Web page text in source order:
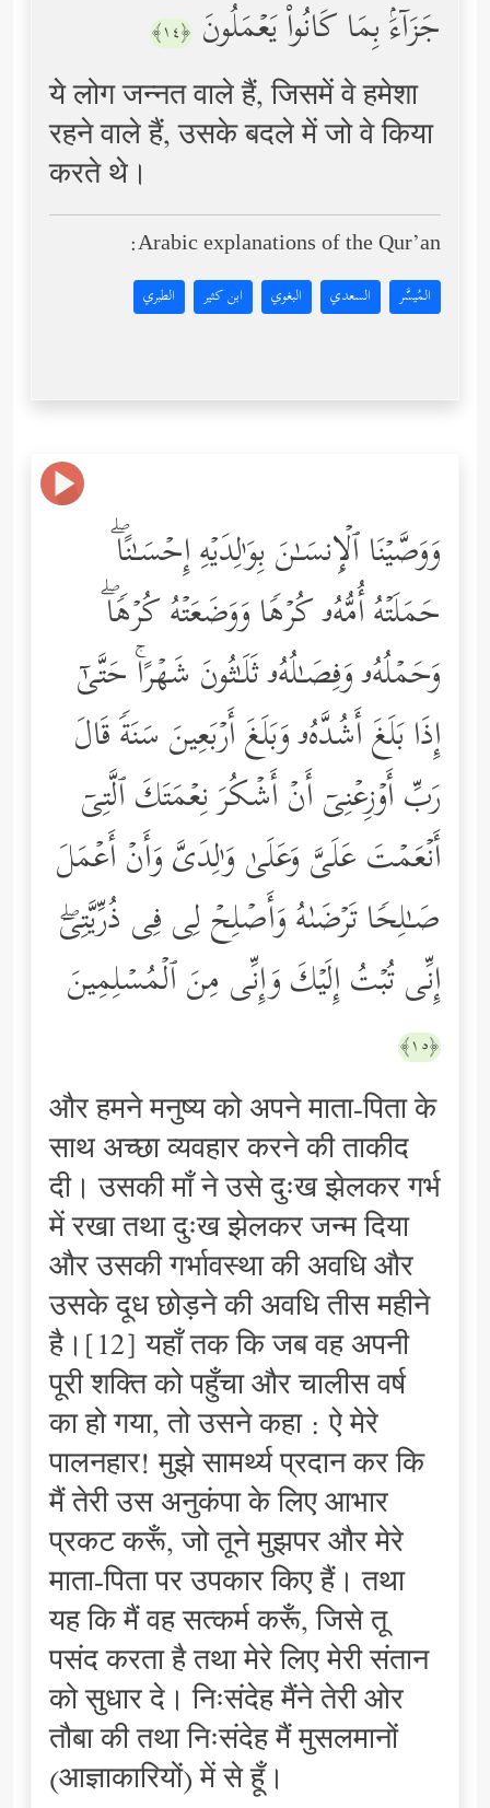
جَزَاۤءَۢ بِمَا كَانُواْ یَعۡمَلُونَ ﴿١٤﴾
ये लोग जन्नत वाले हैं, जिसमें वे हमेशा
रहने वाले हैं, उसके बदले में जो वे किया
करते थे।
Arabic explanations of the Qur’an:
المُيسَّر السعدي البغوي ابن كثير الطبري
وَوَصَّیۡنَا ٱلۡإِنسَـٰنَ بِوَ ٰ⁠لِدَیۡهِ إِحۡسَـٰنًاۖ
حَمَلَتۡهُ أُمُّهُۥ كُرۡهࣰا وَوَضَعَتۡهُ كُرۡهࣰاۖ
وَحَمۡلُهُۥ وَفِصَـٰلُهُۥ ثَلَـٰثُونَ شَهۡرًاۚ حَتَّىٰۤ
إِذَا بَلَغَ أَشُدَّهُۥ وَبَلَغَ أَرۡبَعِینَ سَنَةࣰ قَالَ
رَبِّ أَوۡزِعۡنِیۤ أَنۡ أَشۡكُرَ نِعۡمَتَكَ ٱلَّتِیۤ
أَنۡعَمۡتَ عَلَیَّ وَعَلَىٰ وَ ٰ⁠لِدَیَّ وَأَنۡ أَعۡمَلَ
صَـٰلِحࣰا تَرۡضَىٰهُ وَأَصۡلِحۡ لِی فِی ذُرِّیَّتِیۤۖ
إِنِّی تُبۡتُ إِلَیۡكَ وَإِنِّی مِنَ ٱلۡمُسۡلِمِینَ
﴿١٥﴾
और हमने मनुष्य को अपने माता-पिता के
साथ अच्छा व्यवहार करने की ताकीद
दी। उसकी माँ ने उसे दुःख झेलकर गर्भ
में रखा तथा दुःख झेलकर जन्म दिया
और उसकी गर्भावस्था की अवधि और
उसके दूध छोड़ने की अवधि तीस महीने
है।[12] यहाँ तक कि जब वह अपनी
पूरी शक्ति को पहुँचा और चालीस वर्ष
का हो गया, तो उसने कहा : ऐ मेरे
पालनहार! मुझे सामर्थ्य प्रदान कर कि
मैं तेरी उस अनुकंपा के लिए आभार
प्रकट करूँ, जो तूने मुझपर और मेरे
माता-पिता पर उपकार किए हैं। तथा
यह कि मैं वह सत्कर्म करूँ, जिसे तू
पसंद करता है तथा मेरे लिए मेरी संतान
को सुधार दे। निःसंदेह मैंने तेरी ओर
तौबा की तथा निःसंदेह मैं मुसलमानों
(आज्ञाकारियों) में से हूँ।